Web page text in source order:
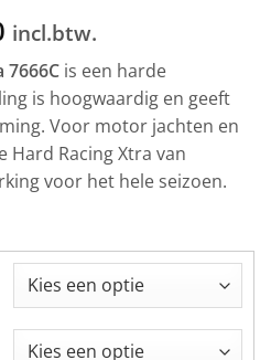
Prijsklasse:
€ 47.50
tot
€ 159.00
incl.btw.
7666C is een harde
is hoogwaardig en geeft
Voor motor jachten en
Hard Racing Xtra van
voor het hele seizoen.